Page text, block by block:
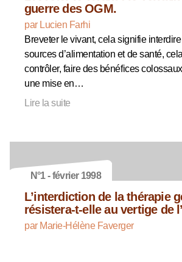
guerre des OGM.
par Lucien Farhi
Breveter le vivant, cela signifie
sources d’alimentation et de santé,
contrôler, faire des bénéfices
une mise en…
Lire la suite
N°1 - février 1998
L’interdiction de la thérapie
résistera-t-elle au vertige de
par Marie-Hélène Faverger